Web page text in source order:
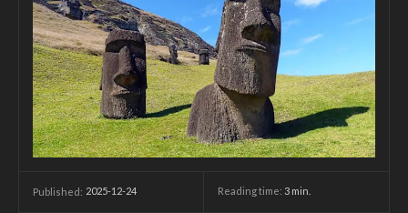
Published: 2025-12-24 Reading time: 3 min.